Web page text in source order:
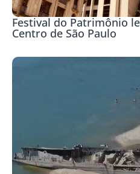
Festival do Patrimônio
Centro de São Paulo